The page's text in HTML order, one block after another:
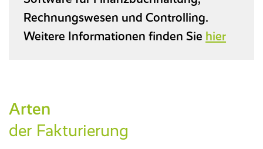
Rechnungswesen und Controlling.
Weitere Informationen finden Sie hier
Arten
der Fakturierung